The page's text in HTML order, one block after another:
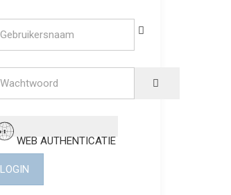
WEB AUTHENTICATIE
LOGIN